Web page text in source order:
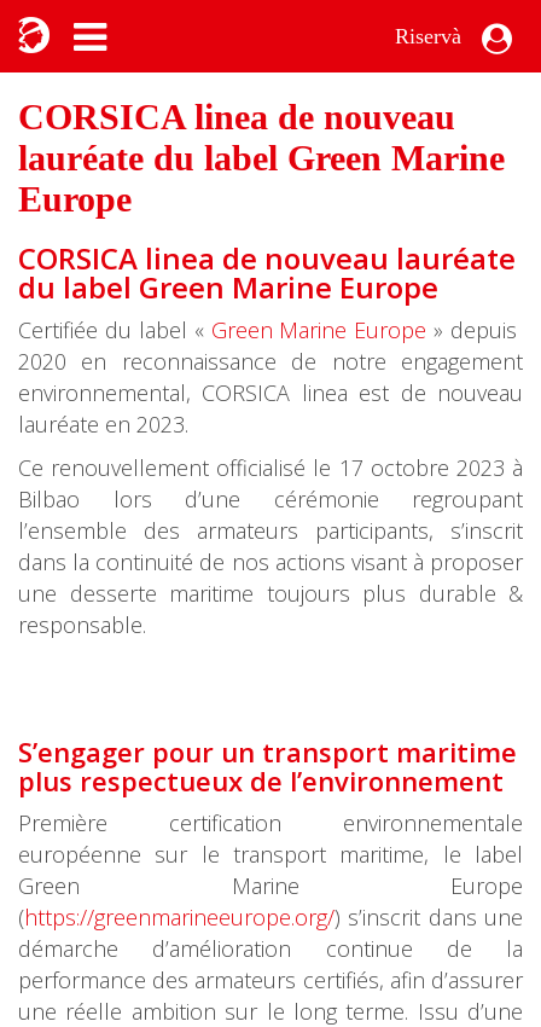
Riservà
CORSICA linea de nouveau
lauréate du label Green Marine
Europe
CORSICA linea de nouveau lauréate
du label Green Marine Europe
Certifiée du label «Green Marine Europe » depuis
2020 en reconnaissance de notre engagement
environnemental, CORSICA linea est de nouveau
lauréate en 2023.
Ce renouvellement officialisé le 17 octobre 2023 à
Bilbao lors d’une cérémonie regroupant
l’ensemble des armateurs participants, s’inscrit
dans la continuité de nos actions visant à proposer
une desserte maritime toujours plus durable &
responsable.
S’engager pour un transport maritime
plus respectueux de l’environnement
Première certification environnementale
européenne sur le transport maritime, le label
Green Marine Europe
(https://greenmarineeurope.org/) s’inscrit dans une
démarche d’amélioration continue de la
performance des armateurs certifiés, afin d’assurer
une réelle ambition sur le long terme. Issu d’une